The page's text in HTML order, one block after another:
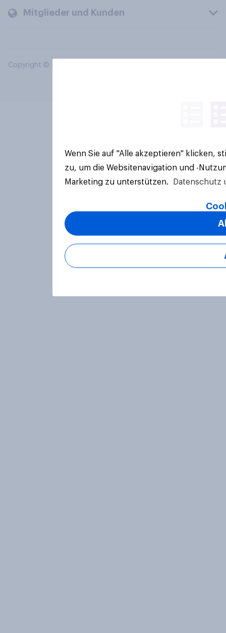
Mitglieder und Kunden
Copyright © 2026 YouGov PLC. Alle Rechte vorbehalten.
Wenn Sie auf "Alle akzeptieren" klicken,
zu, um die Websitenavigation und -
Marketing zu unterstützen.
Datenschutz